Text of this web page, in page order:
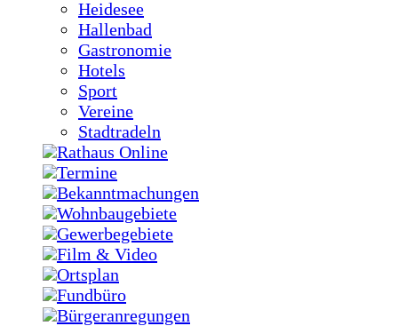
Heidesee
Hallenbad
Gastronomie
Hotels
Sport
Vereine
Stadtradeln
Rathaus Online
Termine
Bekanntmachungen
Wohnbaugebiete
Gewerbegebiete
Film & Video
Ortsplan
Fundbüro
Bürgeranregungen